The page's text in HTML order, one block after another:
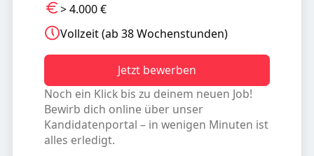
> 4.000 €
Vollzeit (ab 38 Wochenstunden)
Jetzt bewerben
Noch ein Klick bis zu deinem neuen Job!
Bewirb dich online über unser
Kandidatenportal – in wenigen Minuten ist
alles erledigt.